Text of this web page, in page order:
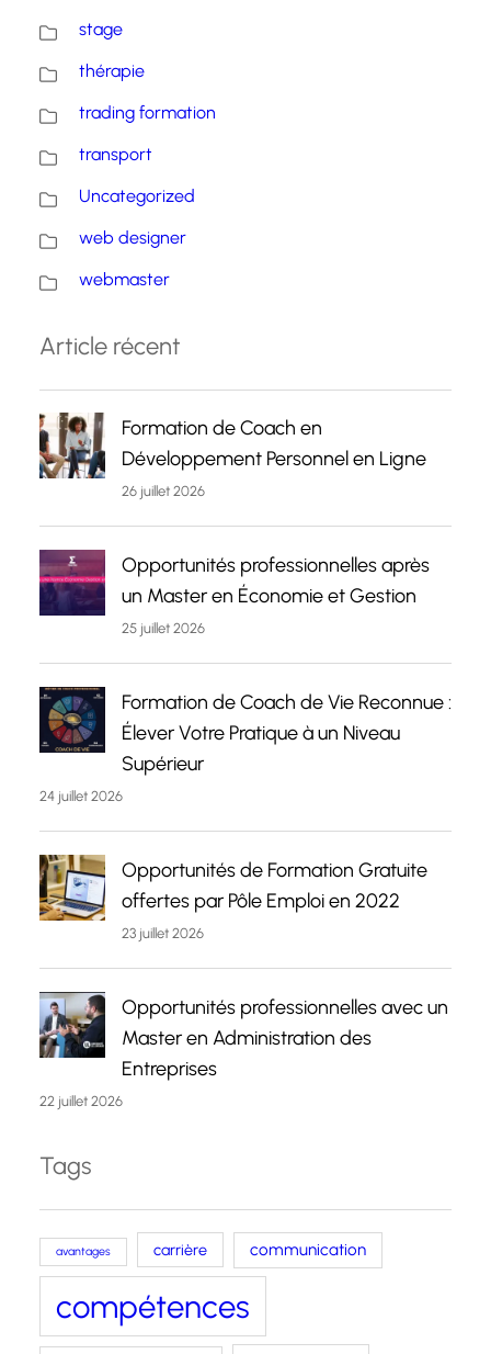
stage
thérapie
trading formation
transport
Uncategorized
web designer
webmaster
Article récent
Formation de Coach en
Développement Personnel en Ligne
26 juillet 2026
Opportunités professionnelles après
un Master en Économie et Gestion
25 juillet 2026
Formation de Coach de Vie Reconnue :
Élever Votre Pratique à un Niveau
Supérieur
24 juillet 2026
Opportunités de Formation Gratuite
offertes par Pôle Emploi en 2022
23 juillet 2026
Opportunités professionnelles avec un
Master en Administration des
Entreprises
22 juillet 2026
Tags
avantages carrière communication
compétences